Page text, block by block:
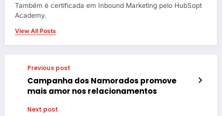
Também é certificada em Inbound Marketing pelo HubSopt
Academy.
View All Posts
Previous post
Campanha dos Namorados promove
mais amor nos relacionamentos
Next post